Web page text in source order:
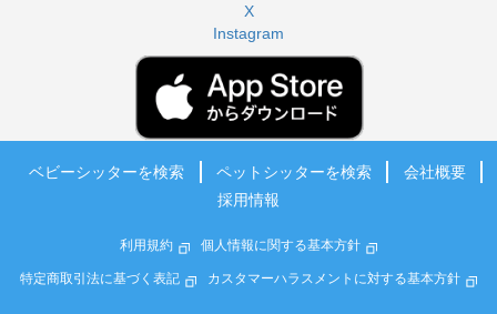
X
Instagram
ベビーシッターを検索 ペットシッターを検索
会社概要
採用情報
利用規約 個人情報に関する基本方針
特定商取引法に基づく表記 カスタマーハラスメントに対する基本方針